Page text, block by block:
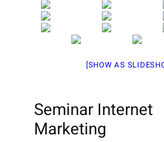
[SHOW AS
Seminar Internet
Marketing